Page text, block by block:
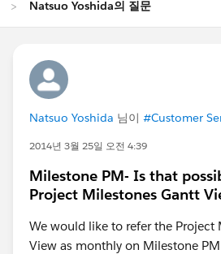
Natsuo Yoshida의 질문
Natsuo Yoshida 님이 #Customer
2014년 3월 25일 오전 4:39
Milestone PM- Is that
Project Milestones Gantt
We would like to refer the Project
View as monthly on Milestone